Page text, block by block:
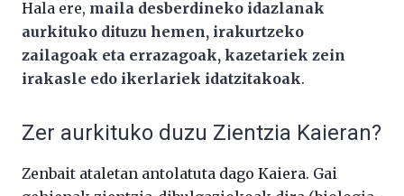
Hala ere, maila desberdineko idazlanak
aurkituko dituzu hemen, irakurtzeko
zailagoak eta errazagoak, kazetariek zein
irakasle edo ikerlariek idatzitakoak.
Zer aurkituko duzu Zientzia Kaieran?
Zenbait ataletan antolatuta dago Kaiera. Gai